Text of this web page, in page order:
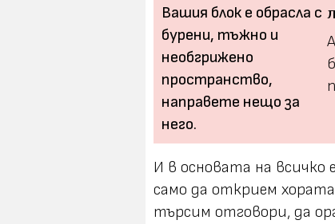
И в основата на
само да открием хората
търсим отговори, да